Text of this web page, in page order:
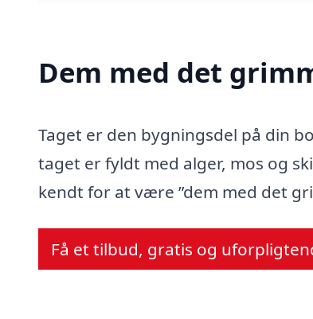
Dem med det
Taget er den bygningsdel på din
taget er fyldt med alger, mos og
kendt for at være ”dem med det
Få et tilbud, gratis og